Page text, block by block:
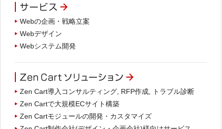
Webの企画・戦略立案
Webデザイン
Webシステム開発
Zen Cart導入コンサルティング, RFP作成, トラブル診断
Zen Cartで大規模ECサイト構築
Zen Cartモジュールの開発・カスタマイズ